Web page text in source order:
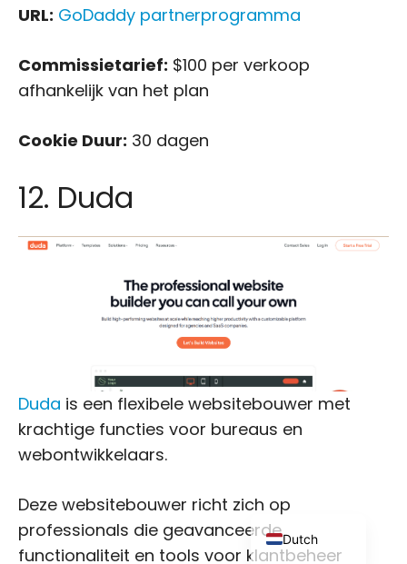
URL: GoDaddy partnerprogramma
Commissietarief: $100 per verkoop
afhankelijk van het plan
Cookie Duur: 30 dagen
12. Duda
Duda is een flexibele websitebouwer met
krachtige functies voor bureaus en
webontwikkelaars.
Deze websitebouwer richt zich op
professionals die geavanceerde
functionaliteit en tools voor klantbeheer
Dutch
English
Italian
Japanese